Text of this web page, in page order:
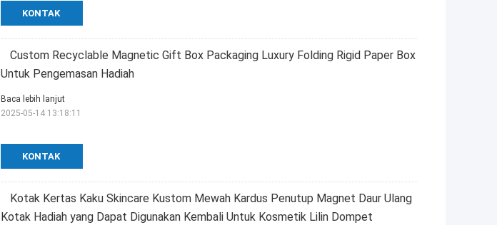
KONTAK
Custom Recyclable Magnetic Gift Box Packaging Luxury Folding Rigid Paper Box
Untuk Pengemasan Hadiah
KONTAK
Baca lebih lanjut
2025-05-14 13:18:11
Kotak Kertas Kaku Skincare Kustom Mewah Kardus Penutup Magnet Daur Ulang
Kotak Hadiah yang Dapat Digunakan Kembali Untuk Kosmetik Lilin Dompet